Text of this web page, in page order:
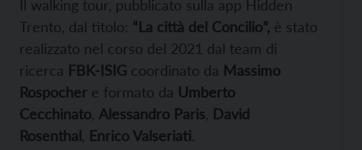
Il walking tour, pubblicato sulla app Hidden
Trento, dal titolo: “La città del Concilio”, è stato
realizzato nel corso del 2021 dal team di
ricerca FBK-ISIG coordinato da Massimo
Rospocher e formato da Umberto
Cecchinato Alessandro Paris David
Rosenthal Enrico Valseriati.